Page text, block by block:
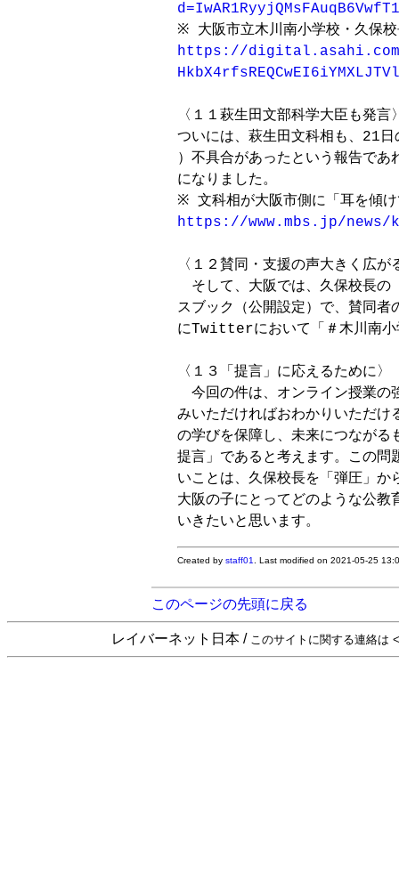
https://digital.asahi.com/
〈１１萩生田文部科学大臣も発言
ついには、萩生田文科相も、21
）不具合があったという報告で
になりました。
https://www.mbs.jp/news/
〈１２賛同・支援の声大きく広が
そして、大阪では、久保校長の
スブック（公開設定）で、賛同
にTwitterにおいて「＃木川南小
〈１３「提言」に応えるために〉
今回の件は、オンライン授業の
みいただければおわかりいただけ
の学びを保障し、未来につながる
提言」であると考えます。この問
いことは、久保校長を「弾圧」
大阪の子にとってどのような公
Created bystaff01 . Last modified on 2021-05-25
このページの先頭に戻る
レイバーネット日本 / このサイトに関する連絡は